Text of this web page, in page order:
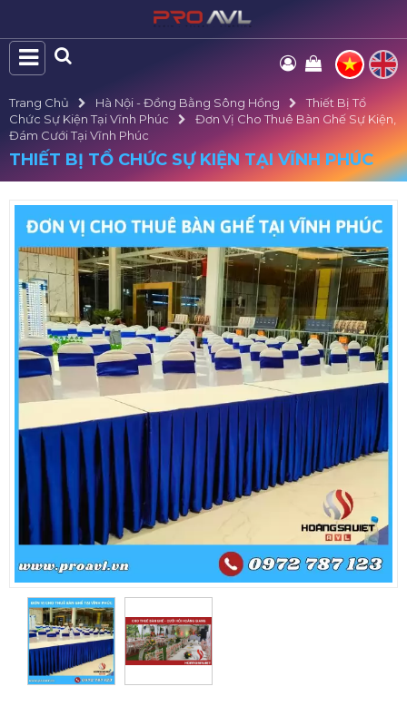
Trang Chủ Hà Nội - Đồng Bằng Sông Hồng
Thiết Bị Tổ
Chức Sự Kiện Tại Vĩnh Phúc
Đơn Vị Cho Thuê Bàn Ghế Sự Kiện,
Đám Cưới Tại Vĩnh Phúc
THIẾT BỊ TỔ CHỨC SỰ KIỆN TẠI VĨNH PHÚC